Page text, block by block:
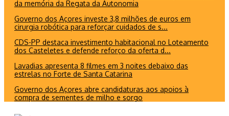
da memória da Regata da Autonomia
Governo dos Açores investe 3,8 milhões de euros em
cirurgia robótica para reforçar cuidados de s...
CDS-PP destaca investimento habitacional no Loteamento
dos Casteletes e defende reforço da oferta d...
Lavadias apresenta 8 filmes em 3 noites debaixo das
estrelas no Forte de Santa Catarina
Governo dos Açores abre candidaturas aos apoios à
compra de sementes de milho e sorgo